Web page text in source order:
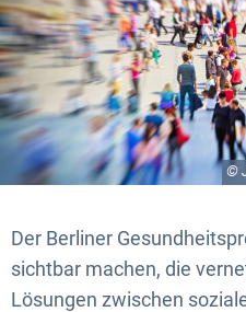
©
Der Berliner
sichtbar machen, die
Lösungen zwischen